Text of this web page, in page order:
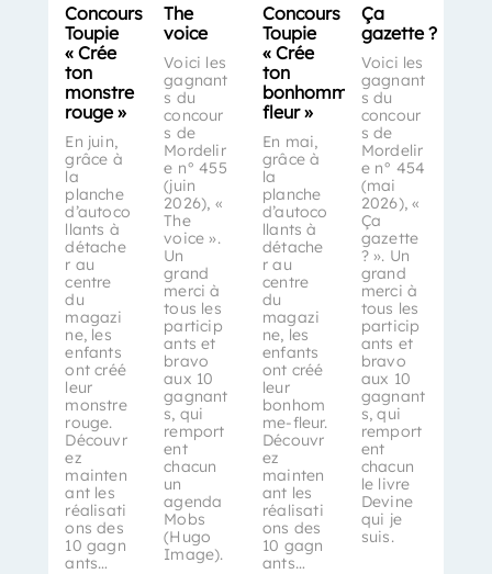
Concours
Toupie
« Crée
ton
monstre
rouge »
En juin,
grâce à
la
planche
d’autoco
llants à
détache
r au
centre
du
magazi
ne, les
enfants
ont créé
leur
monstre
rouge.
Découvr
ez
mainten
ant les
réalisati
ons des
10 gagn
ants…
The
voice
Voici les
gagnant
s du
concour
s de
Mordelir
e n° 455
(juin
2026), «
The
voice ».
Un
grand
merci à
tous les
particip
ants et
bravo
aux 10
gagnant
s, qui
remport
ent
chacun
un
agenda
Mobs
(Hugo
Image).
Concours
Toupie
« Crée
ton
bonhomme-
fleur »
En mai,
grâce à
la
planche
d’autoco
llants à
détache
r au
centre
du
magazi
ne, les
enfants
ont créé
leur
bonhom
me-fleur.
Découvr
ez
mainten
ant les
réalisati
ons des
10 gagn
ants…
Ça
gazette ?
Voici les
gagnant
s du
concour
s de
Mordelir
e n° 454
(mai
2026), «
Ça
gazette
? ». Un
grand
merci à
tous les
particip
ants et
bravo
aux 10
gagnant
s, qui
remport
ent
chacun
le livre
Devine
qui je
suis.